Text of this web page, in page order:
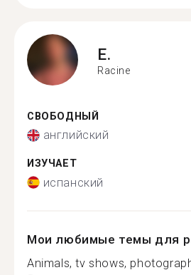
E.
Racine
СВОБОДНЫЙ
английский
ИЗУЧАЕТ
испанский
Мои любимые темы для
Animals, tv shows,